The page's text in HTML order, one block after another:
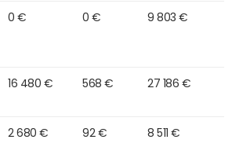
0 € 0 € 9 803 €
16 480 € 568 € 27 186 €
2 680 € 92 € 8 511 €